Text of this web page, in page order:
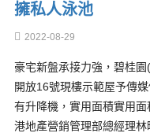
擁私人泳池
2022-08-29
豪宅新盤承接力強，碧桂
開放16號現樓示範屋予傳
有升降機，實用面積實用
港地產營銷管理部總經理